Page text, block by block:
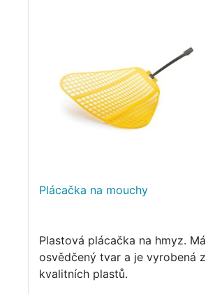
Plácačka na mouchy
Plastová plácačka na hmyz. Má
osvědčený tvar a je vyrobená z
kvalitních plastů.